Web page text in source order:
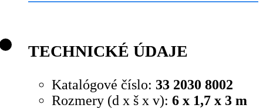
TECHNICKÉ ÚDAJE
Katalógové číslo: 33 2030 8002
Rozmery (d x š x v): 6 x 1,7 x 3 m